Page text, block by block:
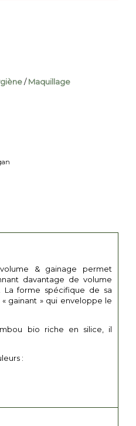
/Maquillage
& gainage permet
davantage de volume
La forme spécifique de sa
gainant » qui enveloppe le
bio riche en silice, il
: